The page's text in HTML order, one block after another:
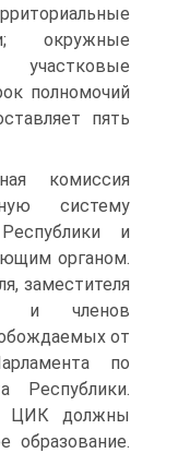
окружные
участковые
полномочий
пять
комиссия
систему
и
органом.
заместителя
и членов
от
по
Республики.
ЦИК должны
образование.